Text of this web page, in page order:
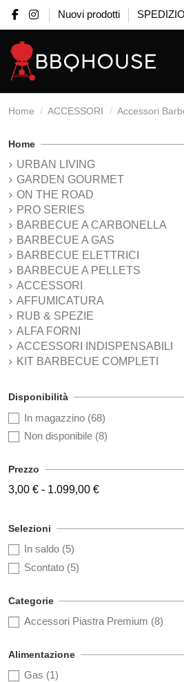
Nuovi prodotti
Home ACCESSORI Accessori
Home
URBAN LIVING
GARDEN GOURMET
ON THE ROAD
PRO SERIES
BARBECUE A CARBONELLA
BARBECUE A GAS
BARBECUE ELETTRICI
BARBECUE A PELLETS
ACCESSORI
AFFUMICATURA
RUB & SPEZIE
ALFA FORNI
ACCESSORI INDISPENSABILI
KIT BARBECUE COMPLETI
Disponibilità
In magazzino (68)
Non disponibile (8)
Prezzo
3,00 € - 1.099,00 €
Selezioni
In saldo (5)
Scontato (5)
Categorie
Accessori Piastra Premium (8)
Alimentazione
Gas (1)